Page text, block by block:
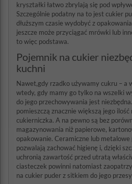
kryształki łatwo zbrylają się pod
Szczególnie podatny na to jest cukier
dłuższym czasie wydobyć z
jeszcze może przyciągać mrówki lub
to więc podstawa.
Pojemnik na cukier
kuchni
Nawet,gdy rzadko używamy cukru – a
wtedy, gdy mamy go tylko na wszelki
do jego przechowywania jest
pomieszczą znacznie większą jego
cukierniczka. A na pewno są bez
magazynowania niż papierowe,
opakowanie. Ceramiczne lub metalowe
pozwalają zachować higienę i, dzięki
uchronią zawartość przed utratą
ciasteczek powinni natomiast
na cukier puder z sitkiem do jego